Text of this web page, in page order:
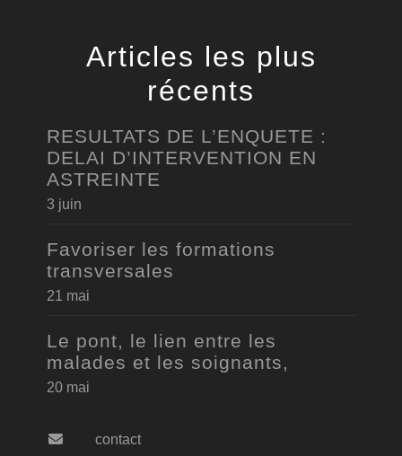
Articles les plus
récents
RESULTATS DE L’ENQUETE :
DELAI D’INTERVENTION EN
ASTREINTE
3 juin
Favoriser les formations
transversales
21 mai
Le pont, le lien entre les
malades et les soignants,
20 mai
contact